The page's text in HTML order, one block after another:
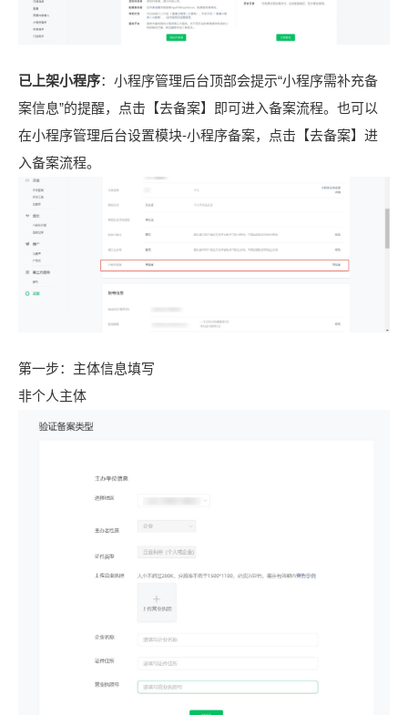
已上架小程序：小程序管理后台顶部会提示“小程序需补充备
案信息”的提醒，点击【去备案】即可进入备案流程。也可以
在小程序管理后台设置模块-小程序备案，点击【去备案】进
入备案流程。
第一步：主体信息填写
非个人主体